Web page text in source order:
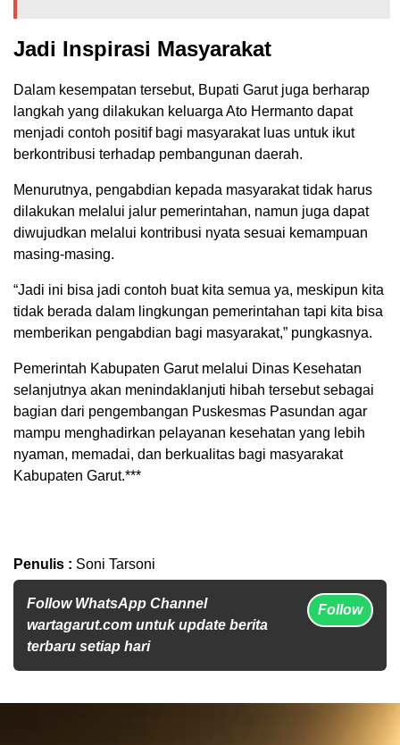
Jadi Inspirasi Masyarakat
Dalam kesempatan tersebut, Bupati Garut juga berharap
langkah yang dilakukan keluarga Ato Hermanto dapat
menjadi contoh positif bagi masyarakat luas untuk ikut
berkontribusi terhadap pembangunan daerah.
Menurutnya, pengabdian kepada masyarakat tidak harus
dilakukan melalui jalur pemerintahan, namun juga dapat
diwujudkan melalui kontribusi nyata sesuai kemampuan
masing-masing.
“Jadi ini bisa jadi contoh buat kita semua ya, meskipun kita
tidak berada dalam lingkungan pemerintahan tapi kita bisa
memberikan pengabdian bagi masyarakat,” pungkasnya.
Pemerintah Kabupaten Garut melalui Dinas Kesehatan
selanjutnya akan menindaklanjuti hibah tersebut sebagai
bagian dari pengembangan Puskesmas Pasundan agar
mampu menghadirkan pelayanan kesehatan yang lebih
nyaman, memadai, dan berkualitas bagi masyarakat
Kabupaten Garut.***
Penulis : Soni Tarsoni
Follow WhatsApp Channel
wartagarut.com untuk update berita
terbaru setiap hari
Follow